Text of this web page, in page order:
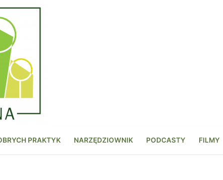
PRAKTYK NARZĘDZIOWNIK PODCASTY FILMY